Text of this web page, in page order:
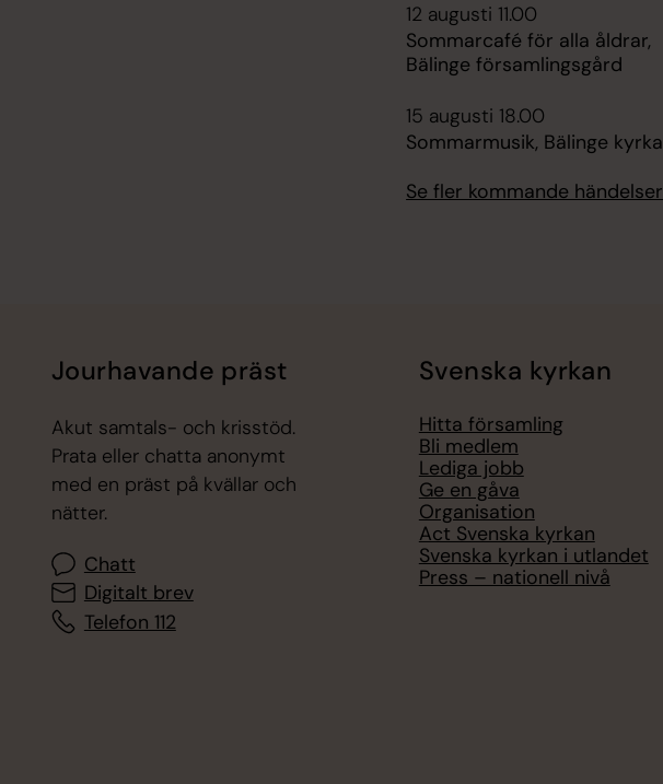
12 augusti 11.00
Sommarcafé för alla åldrar,
Bälinge församlingsgård
15 augusti 18.00
Sommarmusik, Bälinge kyrka
Se fler kommande händelser
Jourhavande präst
Akut samtals- och krisstöd.
Prata eller chatta anonymt
med en präst på kvällar och
nätter.
Chatt
Digitalt brev
Telefon 112
Svenska kyrkan
Hitta församling
Bli medlem
Lediga jobb
Ge en gåva
Organisation
Act Svenska kyrkan
Svenska kyrkan i utlandet
Press – nationell nivå